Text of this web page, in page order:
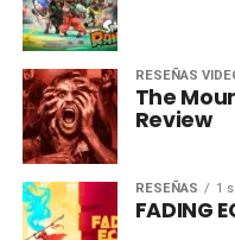
RESEÑAS
The
Review
RESEÑAS 1
FADING